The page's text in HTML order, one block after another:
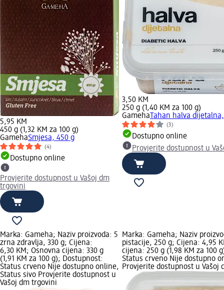
5,95 KM
450 g (1,32 KM za 100 g)
GamehaSmjesa, 450 g
(4)
Dostupno online
Provjerite dostupnost u Vašoj dm
trgovini
3,50 KM
250 g (1,40 KM za 100 g)
Gameha Tahan halva
(3)
Dostupno online
Provjerite dostupnost u
Marka: Gameha; Naziv proizvoda: 5
zrna zdravlja, 330 g; Cijena:
6,30 KM; Osnovna cijena: 330 g
(1,91 KM za 100 g); Dostupnost:
Status crveno Nije dostupno online,
Status sivo Provjerite dostupnost u
Vašoj dm trgovini
Marka: Gameha; Naziv
pistacije, 250 g; Cijena: 4,95
cijena: 250 g (1,98 KM za 100
Status crveno Nije dostupno
Provjerite dostupnost u Vašoj